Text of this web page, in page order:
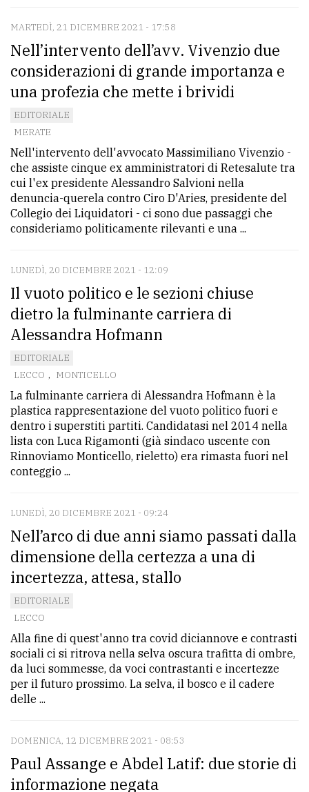
MARTEDÌ, 21 DICEMBRE 2021 - 17:58
Nell’intervento dell’avv. Vivenzio due
considerazioni di grande importanza e
una profezia che mette i brividi
EDITORIALE
MERATE
Nell'intervento dell'avvocato Massimiliano Vivenzio -
che assiste cinque ex amministratori di Retesalute tra
cui l'ex presidente Alessandro Salvioni nella
denuncia-querela contro Ciro D'Aries, presidente del
Collegio dei Liquidatori - ci sono due passaggi che
consideriamo politicamente rilevanti e una ...
LUNEDÌ, 20 DICEMBRE 2021 - 12:09
Il vuoto politico e le sezioni chiuse
dietro la fulminante carriera di
Alessandra Hofmann
EDITORIALE
LECCO , MONTICELLO
La fulminante carriera di Alessandra Hofmann è la
plastica rappresentazione del vuoto politico fuori e
dentro i superstiti partiti. Candidatasi nel 2014 nella
lista con Luca Rigamonti (già sindaco uscente con
Rinnoviamo Monticello, rieletto) era rimasta fuori nel
conteggio ...
LUNEDÌ, 20 DICEMBRE 2021 - 09:24
Nell’arco di due anni siamo passati dalla
dimensione della certezza a una di
incertezza, attesa, stallo
EDITORIALE
LECCO
Alla fine di quest'anno tra covid diciannove e contrasti
sociali ci si ritrova nella selva oscura trafitta di ombre,
da luci sommesse, da voci contrastanti e incertezze
per il futuro prossimo. La selva, il bosco e il cadere
delle ...
DOMENICA, 12 DICEMBRE 2021 - 08:53
Paul Assange e Abdel Latif: due storie di
informazione negata